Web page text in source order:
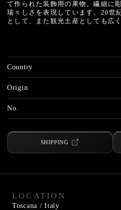
て作られた装飾用の果物。繊細に
瑞々しさを表現しています。20世
として、また観光土産としても広
Country
Origin
No.
SHIPPING
LOCATION
Toscana / Italy